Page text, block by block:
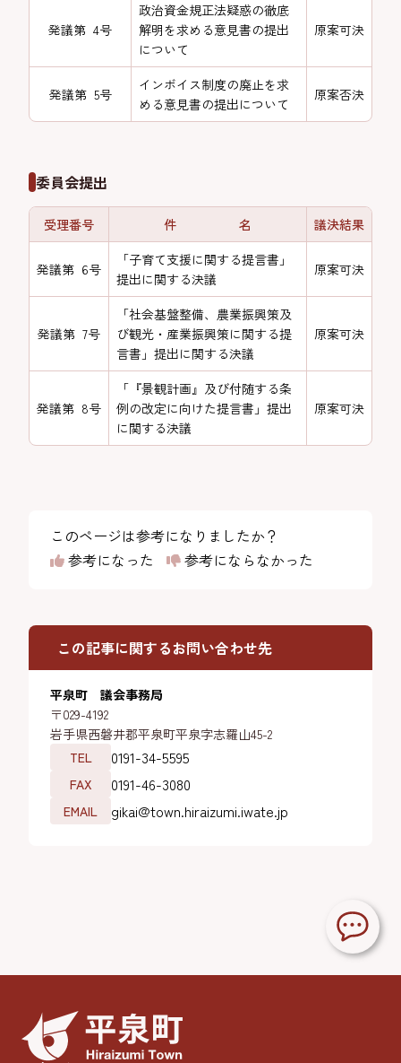
発議第 4号
政治資金規正法疑惑の徹底
解明を求める意見書の提出
について
原案可決
発議第 5号
インボイス制度の廃止を求
める意見書の提出について
原案否決
委員会提出
受理番号 件 名 議決結果
発議第 6号
「子育て支援に関する提言書」
提出に関する決議
原案可決
発議第 7号
「社会基盤整備、農業振興策及
び観光・産業振興策に関する提
言書」提出に関する決議
原案可決
発議第 8号
「『景観計画』及び付随する条
例の改定に向けた提言書」提出
に関する決議
原案可決
このページは参考になりましたか？
参考になった
参考にならなかった
この記事に関するお問い合わせ先
平泉町 議会事務局
〒029-4192
岩手県西磐井郡平泉町平泉字志羅山45-2
TEL
0191-34-5595
FAX 0191-46-3080
EMAIL gikai@town.hiraizumi.iwate.jp